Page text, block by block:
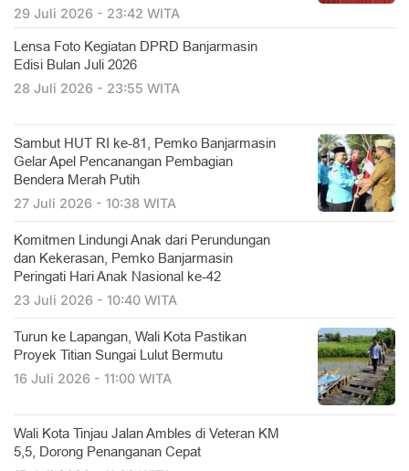
29 Juli 2026 - 23:42 WITA
Lensa Foto Kegiatan DPRD Banjarmasin
Edisi Bulan Juli 2026
28 Juli 2026 - 23:55 WITA
Sambut HUT RI ke-81, Pemko Banjarmasin
Gelar Apel Pencanangan Pembagian
Bendera Merah Putih
27 Juli 2026 - 10:38 WITA
Komitmen Lindungi Anak dari Perundungan
dan Kekerasan, Pemko Banjarmasin
Peringati Hari Anak Nasional ke-42
23 Juli 2026 - 10:40 WITA
Turun ke Lapangan, Wali Kota Pastikan
Proyek Titian Sungai Lulut Bermutu
16 Juli 2026 - 11:00 WITA
​Wali Kota Tinjau Jalan Ambles di Veteran KM
5,5, Dorong Penanganan Cepat